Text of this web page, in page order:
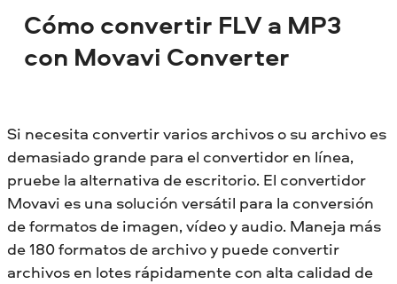
Cómo convertir FLV a MP3
con Movavi Converter
Si necesita convertir varios archivos o su archivo es
demasiado grande para el convertidor en línea,
pruebe la alternativa de escritorio. El convertidor
Movavi es una solución versátil para la conversión
de formatos de imagen, vídeo y audio. Maneja más
de 180 formatos de archivo y puede convertir
archivos en lotes rápidamente con alta calidad de